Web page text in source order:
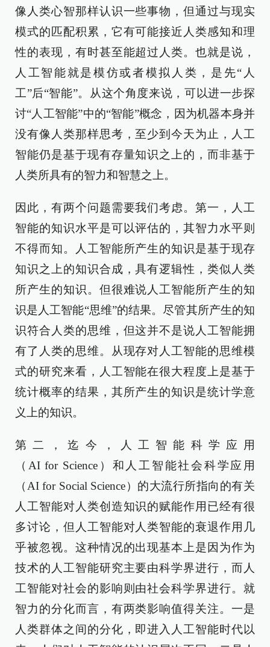
像人类心智那样认识一些事物，但通过与现实
模式的匹配积累，它有可能接近人类感知和理
性的表现，有时甚至能超过人类。也就是说，
人工智能就是模仿或者模拟人类，是先“人
工”后“智能”。从这个角度来说，可以进一步探
讨“人工智能”中的“智能”概念，因为机器本身并
没有像人类那样思考，至少到今天为止，人工
智能仍是基于现有存量知识之上的，而非基于
人类所具有的智力和智慧之上。
因此，有两个问题需要我们考虑。第一，人工
智能的知识水平是可以评估的，其智力水平则
不得而知。人工智能所产生的知识是基于现存
知识之上的知识合成，具有逻辑性，类似人类
所产生的知识。但很难说人工智能所产生的知
识是人工智能“思维”的结果。尽管其所产生的知
识符合人类的思维，但这并不是说人工智能拥
有了人类的思维。从现存对人工智能的思维模
式的研究来看，人工智能在很大程度上是基于
统计概率的结果，其所产生的知识是统计学意
义上的知识。
第二，迄今，人工智能科学应用
（AI for Science）和人工智能社会科学应用
（AI for Social Science）的大流行所指向的有关
人工智能对人类创造知识的赋能作用已经有很
多讨论，但人工智能对人类智能的衰退作用几
乎被忽视。这种情况的出现基本上是因为作为
技术的人工智能研究主要由科学界进行，而人
工智能对社会的影响则由社会科学界进行。就
智力的分化而言，有两类影响值得关注。一是
人类群体之间的分化，即进入人工智能时代以